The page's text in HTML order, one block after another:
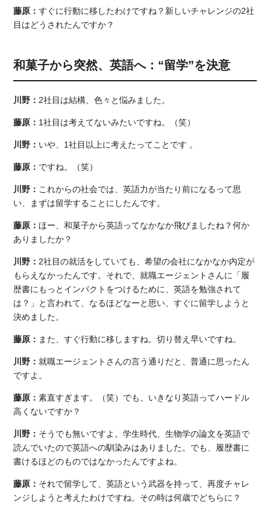
藤原：すぐに行動に移したわけですね？新しいチャレンジの2社
目はどうされたんですか？
和菓子から突然、英語へ：“留学”を決意
川野： 2社目は結構、色々と悩みました。
藤原： 1社目は考えてないみたいですね。（笑）
川野： いや、1社目以上に考えたってことです 。
藤原： ですね。（笑）
川野： これからの社会では、英語力が当たり前になるって思
い、まずは留学することにしたんです。
藤原：ほー、和菓子から英語ってなかなか飛びましたね？何か
ありましたか？
川野： 2社目の就活をしていても、希望の会社になかなか内定が
もらえなかったんです。それで、就職エージェントさんに「履
歴書にもっとインパクトをつけるために、英語を勉強されて
は？」と言われて、なるほどなーと思い、すぐに留学しようと
決めました。
藤原： また、すぐ行動に移しますね。切り替え早いですね。
川野：就職エージェントさんの言う通りだと、普通に思ったん
ですよ。
藤原：素直すぎます。（笑）でも、いきなり英語ってハードル
高くないですか？
川野： そうでも無いですよ。学生時代、生物学の論文を英語で
読んでいたので英語への馴染みはありました。でも、履歴書に
書けるほどのものではなかったんですよね。
藤原： それで留学して、英語という武器を持って、再度チャレ
ンジしようと考えたわけですね。その時は何歳でどちらに？